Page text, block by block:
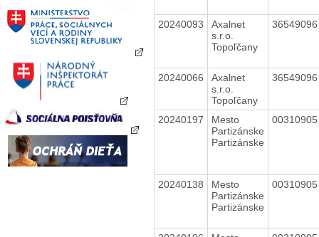
20240093
Axalnet
s.r.o.
Topoľčany
20240066
Axalnet
s.r.o.
Topoľčany
20240197
Mesto
Partizánske
Partizánske
20240138
Mesto
Partizánske
Partizánske